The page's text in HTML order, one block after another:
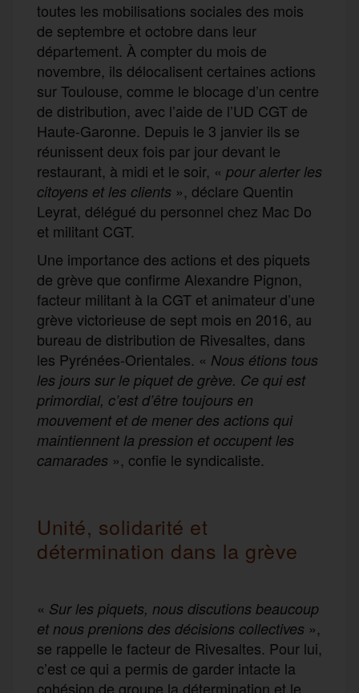
toutes les mobilisations sociales des mois
de septembre et octobre dans leur
département. À compter du mois de
novembre, ils délocalisent certaines actions
sur Toulouse, comme le blocage d’un centre
de distribution, avec l’aide de l’UD CGT de
Haute-Garonne. Depuis le 3 janvier ils se
réunissent deux fois par jour devant le
restaurant, à midi et le soir, « pour alerter les
citoyens et les clients », déclare Quentin
Leyrat, délégué du personnel chez Mac Do
et militant CGT.
Une importance des actions et des piquets
de grève que confirme Alexandre Pignon,
facteur militant à la CGT et animateur d’une
grève victorieuse de sept mois en 2016, au
bureau de distribution de Rivesaltes, dans
les Pyrénées-Orientales. « Nous étions tous
les jours sur le piquet de grève. Ce qui est
primordial, c’est d’être toujours en
mouvement et de mener des actions qui
maintiennent la pression et occupent les
camarades », confie le syndicaliste.
Unité, solidarité et
détermination dans la grève
« Sur les piquets, nous discutions beaucoup
et nous prenions des décisions collectives »,
se rappelle le facteur de Rivesaltes. Pour lui,
c’est ce qui a permis de garder intacte la
cohésion de groupe la détermination et le